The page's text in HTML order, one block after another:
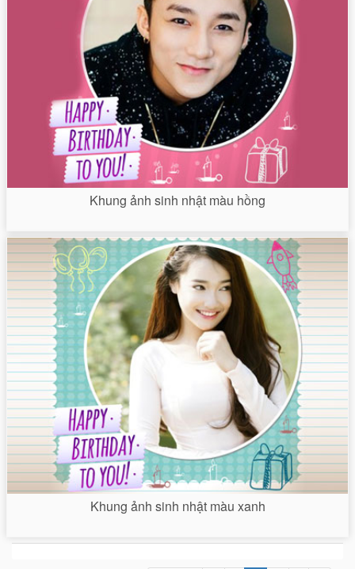
Khung ảnh sinh nhật màu hồng
Khung ảnh sinh nhật màu xanh